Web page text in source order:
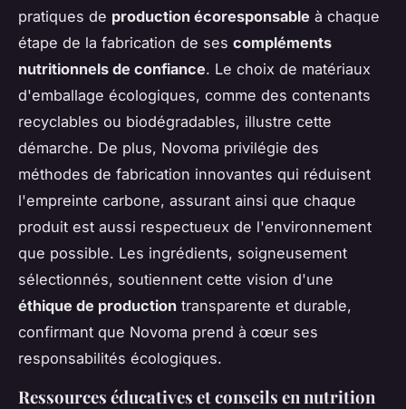
pratiques de production écoresponsable à chaque
étape de la fabrication de ses compléments
nutritionnels de confiance. Le choix de matériaux
d'emballage écologiques, comme des contenants
recyclables ou biodégradables, illustre cette
démarche. De plus, Novoma privilégie des
méthodes de fabrication innovantes qui réduisent
l'empreinte carbone, assurant ainsi que chaque
produit est aussi respectueux de l'environnement
que possible. Les ingrédients, soigneusement
sélectionnés, soutiennent cette vision d'une
éthique de production transparente et durable,
confirmant que Novoma prend à cœur ses
responsabilités écologiques.
Ressources éducatives et conseils en nutrition